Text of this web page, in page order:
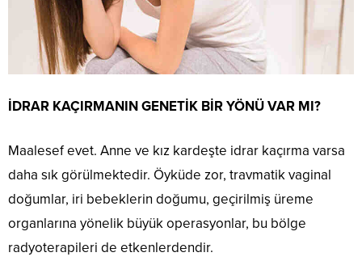
İDRAR KAÇIRMANIN GENETİK BİR YÖNÜ VAR MI?
Maalesef evet. Anne ve kız kardeşte idrar kaçırma varsa
daha sık görülmektedir. Öyküde zor, travmatik vaginal
doğumlar, iri bebeklerin doğumu, geçirilmiş üreme
organlarına yönelik büyük operasyonlar, bu bölge
radyoterapileri de etkenlerdendir.